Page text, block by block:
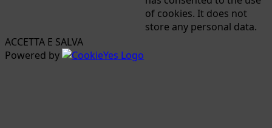
of cookies. It does not
store any personal data.
ACCETTA E SALVA
Powered by